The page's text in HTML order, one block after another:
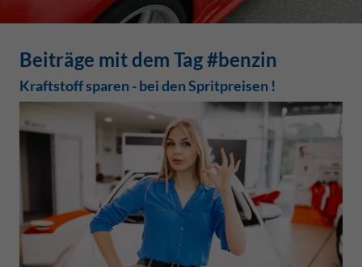
Beiträge mit dem Tag #benzin
Kraftstoff sparen - bei den Spritpreisen !